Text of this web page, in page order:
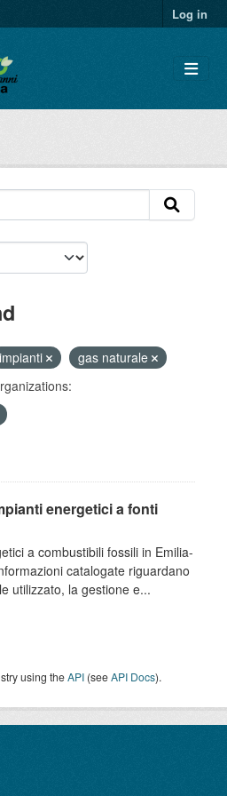
Log in
impianti
gas naturale
energetici a fonti
a combustibili fossili in Emilia-
catalogate riguardano
utilizzato, la gestione e...
using theAPI (seeAPI Docs).